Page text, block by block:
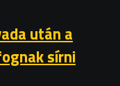
után a
sírni